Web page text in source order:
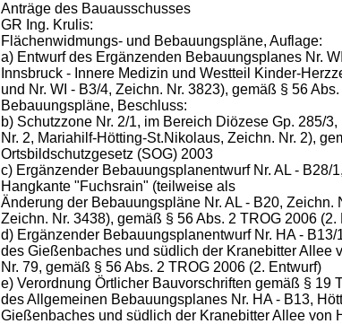
Anträge des Bauausschusses
GR Ing. Krulis:
Flächenwidmungs- und Bebauungspläne, Auflage:
a) Entwurf des Ergänzenden Bebauungsplanes Nr.
Innsbruck - Innere Medizin und Westteil Kinder-
und Nr. WI - B3/4, Zeichn. Nr. 3823), gemäß § 56
Bebauungspläne, Beschluss:
b) Schutzzone Nr. 2/1, im Bereich Diözese Gp. 285/
Nr. 2, Mariahilf-Hötting-St.Nikolaus, Zeichn. Nr. 2),
Ortsbildschutzgesetz (SOG) 2003
c) Ergänzender Bebauungsplanentwurf Nr. AL -
Hangkante "Fuchsrain" (teilweise als
Änderung der Bebauungspläne Nr. AL - B20, Zeichn.
Zeichn. Nr. 3438), gemäß § 56 Abs. 2 TROG 2006 (2.
d) Ergänzender Bebauungsplanentwurf Nr. HA -
des Gießenbaches und südlich der Kranebitter Allee
Nr. 79, gemäß § 56 Abs. 2 TROG 2006 (2. Entwurf)
e) Verordnung Örtlicher Bauvorschriften gemäß § 19
des Allgemeinen Bebauungsplanes Nr. HA - B13,
Gießenbaches und südlich der Kranebitter Allee von